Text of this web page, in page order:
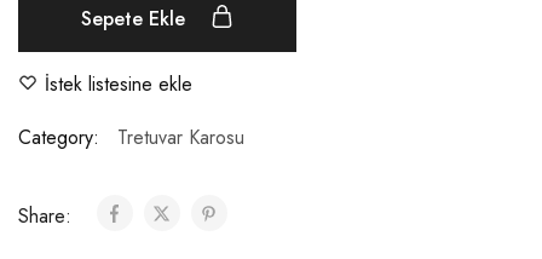
Sepete Ekle
İstek listesine ekle
Category:
Tretuvar Karosu
Share: